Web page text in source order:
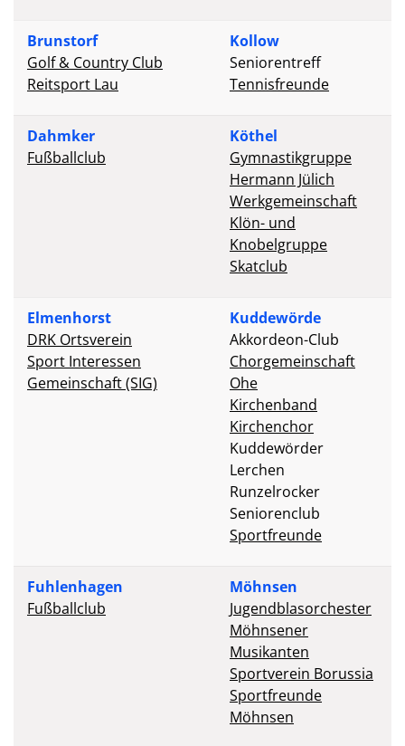
Brunstorf
Golf & Country Club
Reitsport Lau
Kollow
Seniorentreff
Tennisfreunde
Dahmker
Fußballclub
Köthel
Gymnastikgruppe
Hermann Jülich
Werkgemeinschaft
Klön- und
Knobelgruppe
Skatclub
Elmenhorst
DRK Ortsverein
Sport Interessen
Gemeinschaft (SIG)
Kuddewörde
Akkordeon-Club
Chorgemeinschaft
Ohe
Kirchenband
Kirchenchor
Kuddewörder
Lerchen
Runzelrocker
Seniorenclub
Sportfreunde
Fuhlenhagen
Fußballclub
Möhnsen
Jugendblasorchester
Möhnsener
Musikanten
Sportverein Borussia
Sportfreunde
Möhnsen